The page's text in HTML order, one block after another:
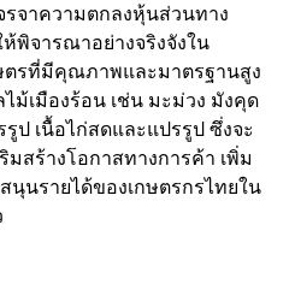
รจาความตกลงหุ้นส่วนทาง
ห้พิจารณาอย่างจริงจังใน
ตรที่มีคุณภาพและมาตรฐานสูง
ม้เมืองร้อน เช่น มะม่วง มังคุด
ป เนื้อไก่สดและแปรรูป ซึ่งจะ
สร้างโอกาสทางการค้า เพิ่ม
นรายได้ของเกษตรกรไทยใน